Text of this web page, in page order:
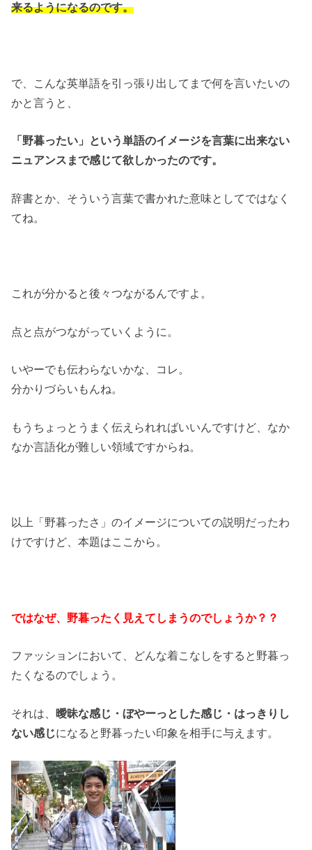
来るようになるのです。
で、こんな英単語を引っ張り出してまで何を言いたいの
かと言うと、
「野暮ったい」という単語のイメージを言葉に出来ない
ニュアンスまで感じて欲しかったのです。
辞書とか、そういう言葉で書かれた意味としてではなく
てね。
これが分かると後々つながるんですよ。
点と点がつながっていくように。
いやーでも伝わらないかな、コレ。
分かりづらいもんね。
もうちょっとうまく伝えられればいいんですけど、なか
なか言語化が難しい領域ですからね。
以上「野暮ったさ」のイメージについての説明だったわ
けですけど、本題はここから。
ではなぜ、野暮ったく見えてしまうのでしょうか？？
ファッションにおいて、どんな着こなしをすると野暮っ
たくなるのでしょう。
それは、曖昧な感じ・ぼやーっとした感じ・はっきりし
ない感じになると野暮ったい印象を相手に与えます。